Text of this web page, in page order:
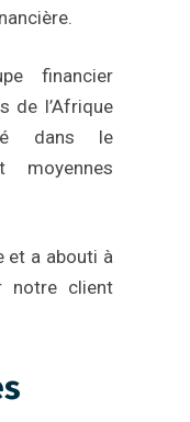
financier
de l’Afrique
dans le
et a abouti à
notre client